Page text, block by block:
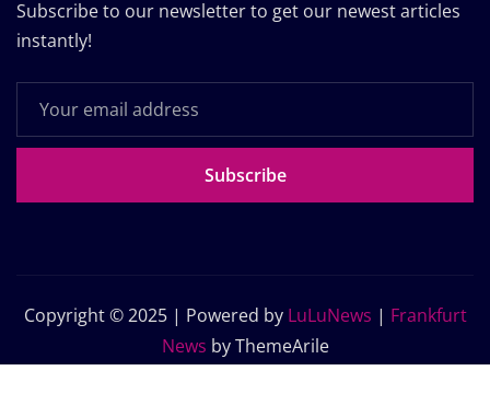
Subscribe to our newsletter to get our newest articles
instantly!
Subscribe
Copyright © 2025 | Powered by LuLuNews | Frankfurt
News by ThemeArile